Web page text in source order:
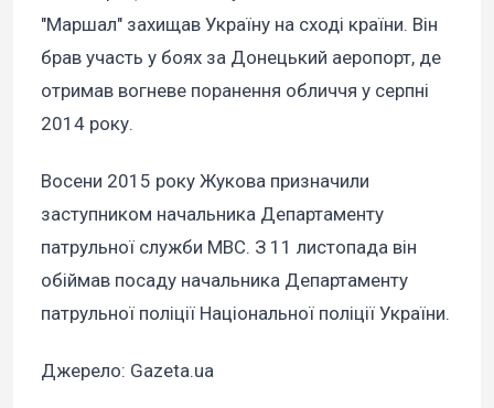
"Маршал" захищав Україну на сході країни. Він
брав участь у боях за Донецький аеропорт, де
отримав вогневе поранення обличчя у серпні
2014 року.
Восени 2015 року Жукова призначили
заступником начальника Департаменту
патрульної служби МВС. З 11 листопада він
обіймав посаду начальника Департаменту
патрульної поліції Національної поліції України.
Джерело: Gazeta.ua